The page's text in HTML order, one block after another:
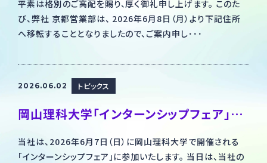
総合お問い合わせ
採用のお問い合わせ
製品・製造のお問い合わせ
平素は格別のご高配を賜り、厚く御礼申し上げます。 このた
び、弊社 京都営業部は、 2026年6月8日（月）より下記住所
へ移転することとなりましたので、ご案内申し･･･
2026.06.02 トピックス
岡山理科大学「インターンシップフェア」に出展します！
当社は、2026年6月7日（日）に岡山理科大学で開催される
「インターンシップフェア」に参加いたします。 当日は、当社の